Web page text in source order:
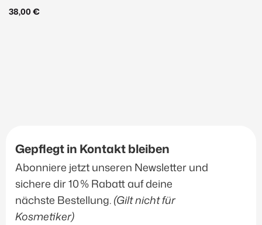
38,00 €
Gepflegt in Kontakt bleiben
Abonniere jetzt unseren Newsletter und
sichere dir 10 % Rabatt auf deine
nächste Bestellung.(Gilt nicht für
Kosmetiker)